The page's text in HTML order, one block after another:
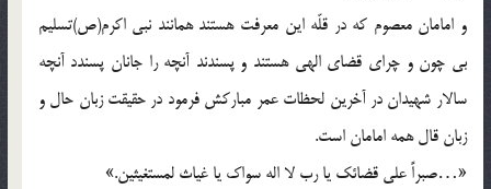
و امامان معصوم که در قلّه اين معرفت هستند همانند نبي اکرم(ص)تسليم
بي چون و چراي قضاي الهي هستند و پسندند آنچه را جانان پسندد آنچه
سالار شهيدان در آخرين لحظات عمر مبارکش فرمود در حقيقت زبان حال و
زبان قال همه امامان است.
«…صبراً علي قضائک يا رب لا اله سواک يا غياث لمستغيثين.»